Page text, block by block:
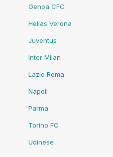
Genoa CFC
Hellas Verona
Juventus
Inter Milan
Lazio Roma
Napoli
Parma
Torino FC
Udinese